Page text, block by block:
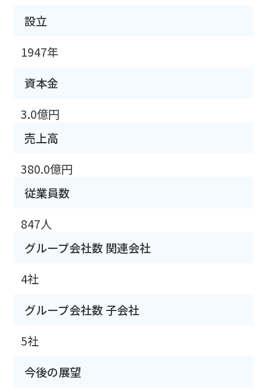
設立
1947年
資本金
3.0億円
売上高
380.0億円
従業員数
847人
グループ会社数 関連会社
4社
グループ会社数 子会社
5社
今後の展望